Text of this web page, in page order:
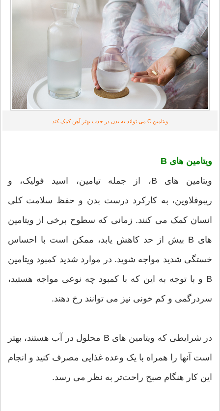
ویتامین C می تواند به بدن در جذب بهتر آهن کمک کند
ویتامین های B
ویتامین های B، از جمله تیامین، اسید فولیک، و
ریبوفلاوین، به کارکرد درست بدن و حفظ سلامت کلی
انسان کمک می کنند. زمانی که سطوح برخی از ویتامین
های B بیش از حد کاهش یابد، ممکن است با احساس
خستگی شدید مواجه شوید. در موارد شدید کمبود ویتامین
B و با توجه به این که با کمبود چه نوعی مواجه هستید،
سردرگمی و کم خونی نیز می توانند رخ دهند.
در شرایطی که ویتامین های B محلول در آب هستند، بهتر
است آنها را همراه با یک وعده غذایی مصرف کنید و انجام
این کار هنگام صبح راحت‌تر به نظر می رسد.